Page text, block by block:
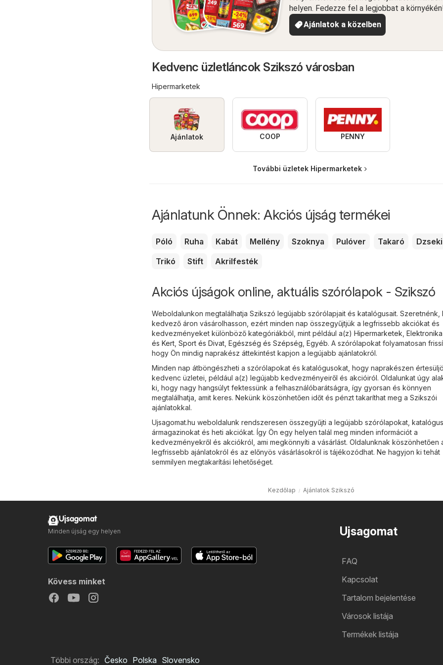
helyen. Fedezze fel a legjobbat a
Ajánlatok a közelben
Kedvenc üzletláncok Szikszó városban
Hipermarketek
Ajánlatok COOP PENNY
További üzletek Hipermarketek
Ajánlatunk Önnek: Akciós újság termékei
Póló Ruha Kabát Mellény Szoknya Pulóver Takaró
Dzseki
Trikó
Stift Akrilfesték
Akciós újságok online, aktuális szórólapok - Szikszó
Weboldalunkon megtalálhatja Szikszó legújabb szórólapjait és katalógusait. Szeretnénk,
kedvező áron vásárolhasson, ezért minden nap összegyűjtjük a legfrissebb akciókat és
kedvezményeket különböző kategóriákból, mint például a(z) Hipermarketek Elektronika
és Kert Sport és Divat Egészség és Szépség Egyéb. A szórólapokat folyamatosan
hogy Ön mindig naprakész áttekintést kapjon a legújabb ajánlatokról.
Minden nap átböngészheti a szórólapokat és katalógusokat, hogy naprakészen
kedvenc üzletei, például a(z) legújabb kedvezményeiről és akcióiról. Oldalunkat úgy
ki, hogy nagy hangsúlyt fektessünk a felhasználóbarátságra, így gyorsan és könnyen
megtalálhatja, amit keres. Nekünk köszönhetően időt és pénzt takaríthat meg a Szikszói
ajánlatokkal.
Ujsagomat.hu weboldalunk rendszeresen összegyűjti a legújabb szórólapokat,
ármagazinokat és heti akciókat. Így Ön egy helyen talál meg minden információt a
kedvezményekről és akciókról, ami megkönnyíti a vásárlást. Oldalunknak köszönhetően
legfrissebb ajánlatokról és az előnyös vásárlásokról is tájékozódhat. Ne hagyjon ki tehát
semmilyen megtakarítási lehetőséget.
Kezdőlap Ajánlatok Szikszó
Ujsagomat
FAQ
Kapcsolat
Tartalom bejelentése
Városok listája
Termékek listája
Ujsagomat
Minden újság egy helyen
Kövess minket
Többi ország: Česko Polska Slovensko